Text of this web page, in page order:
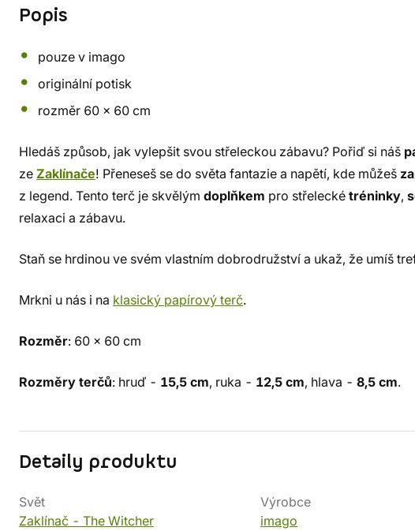
Popis
pouze v imago
originální potisk
rozměr 60 x 60 cm
Hledáš způsob, jak vylepšit svou střeleckou zábavu? Pořiď si náš
ze Zaklínače! Přeneseš se do světa fantazie a napětí, kde můžeš
z legend. Tento terč je skvělým doplňkem pro střelecké tréninky,
relaxaci a zábavu.
Staň se hrdinou ve svém vlastním dobrodružství a ukaž, že umíš
Mrkni u nás i na klasický papírový terč.
Rozměr: 60 x 60 cm
Rozměry terčů: hruď - 15,5 cm, ruka - 12,5 cm, hlava - 8,5 cm.
Detaily produktu
Svět
Zaklínač - The Witcher
Výrobce
imago